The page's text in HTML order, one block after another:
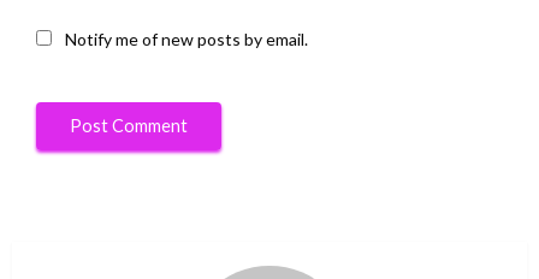
Notify me of new posts by email.